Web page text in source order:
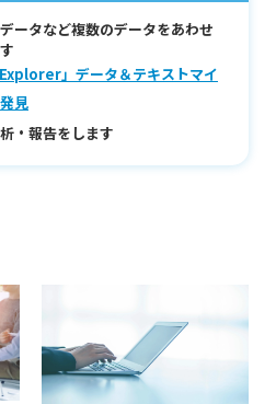
ータなど複数のデータをあわせ
」データ＆テキストマイ
見
・報告をします